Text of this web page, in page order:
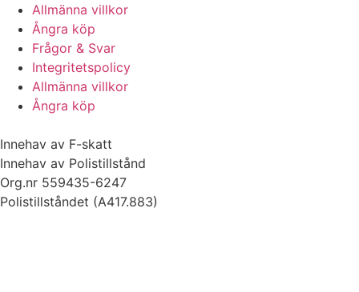
Allmänna villkor
Ångra köp
Frågor & Svar
Integritetspolicy
Allmänna villkor
Ångra köp
Innehav av F-skatt
Innehav av Polistillstånd
Org.nr 559435-6247
Polistillståndet (A417.883)